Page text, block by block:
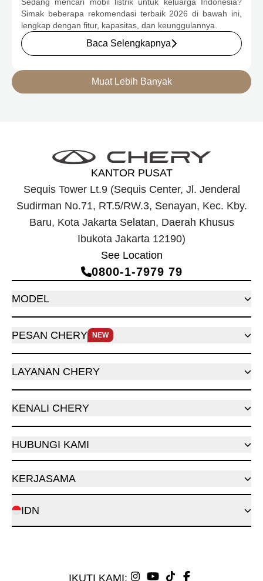
Simak beberapa rekomendasi terbaik 2026 di bawah ini,
lengkap dengan fitur, kapasitas, dan keunggulannya.
Baca Selengkapnya
Muat Lebih Banyak
KANTOR PUSAT
Sequis Tower Lt.9 (Sequis Center, Jl. Jenderal
Sudirman No.71, RT.5/RW.3, Senayan, Kec. Kby.
Baru, Kota Jakarta Selatan, Daerah Khusus
Ibukota Jakarta 12190)
See Location
0800‑1‑7979 79
MODEL
PESAN CHERY NEW
LAYANAN CHERY
KENALI CHERY
HUBUNGI KAMI
KERJASAMA
IDN
IKUTI KAMI: